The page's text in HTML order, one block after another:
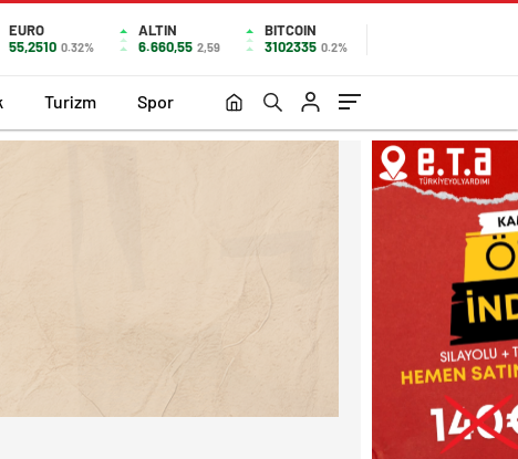
EURO
55,2510 0.32%
ALTIN
6.660,55 2,59
BITCOIN
3102335 0.2%
Turizm Spor